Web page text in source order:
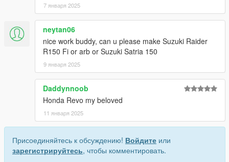
7 января 2025
neytan06
nice work buddy, can u please make Suzuki Raider
R150 Fi or arb or Suzuki Satria 150
9 января 2025
Daddynnoob
Honda Revo my beloved
11 января 2025
Присоединяйтесь к обсуждению! Войдите или
зарегистрируйтесь, чтобы комментировать.